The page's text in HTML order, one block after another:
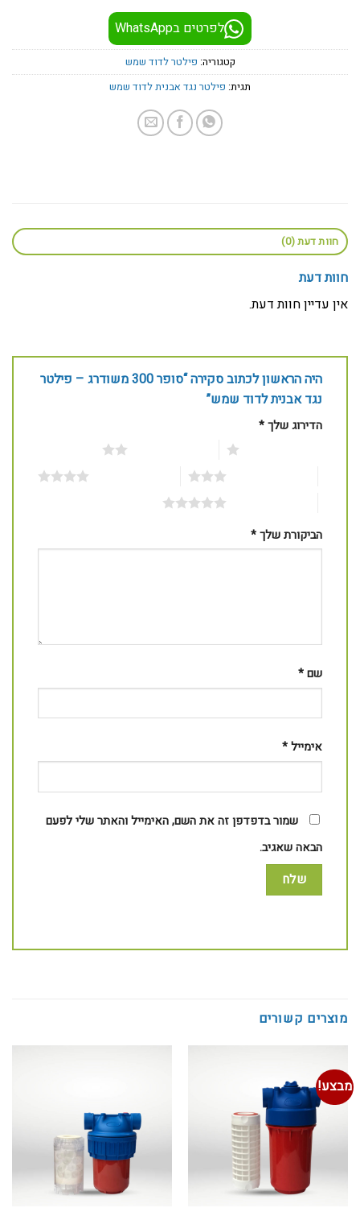
לפרטים בWhatsApp
קטגוריה: פילטר לדוד שמש
תגית: פילטר נגד אבנית לדוד שמש
חוות דעת (0)
חוות דעת
אין עדיין חוות דעת.
היה הראשון לכתוב סקירה “סופר 300 משודרג – פילטר
נגד אבנית לדוד שמש”
הדירוג שלך*
הביקורת שלך*
שם*
אימייל*
שמור בדפדפן זה את השם, האימייל והאתר שלי לפעם
הבאה שאגיב.
מוצרים קשורים
מבצע!